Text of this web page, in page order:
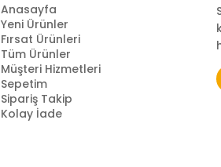
Anasayfa
Yeni Ürünler
Fırsat Ürünleri
Tüm Ürünler
Müşteri Hizmetleri
Sepetim
Sipariş Takip
Kolay İade